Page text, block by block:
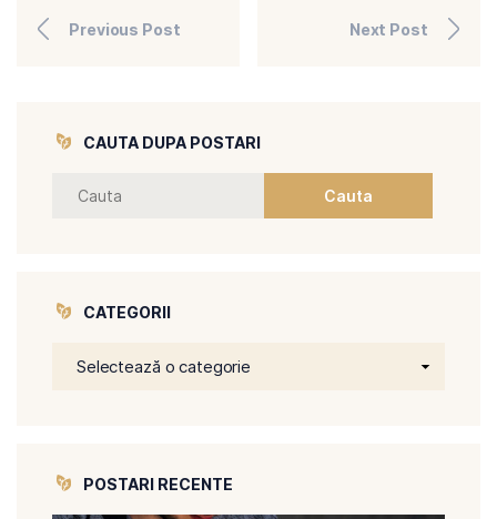
Previous Post Next Post
CAUTA DUPA POSTARI
CATEGORII
POSTARI RECENTE